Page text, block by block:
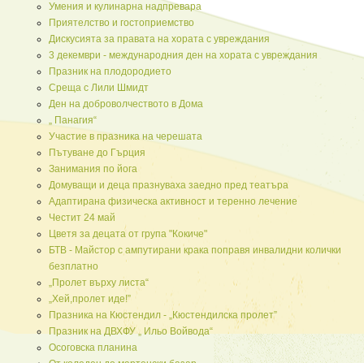
Умения и кулинарна надпревара
Приятелство и гостоприемство
Дискусията за правата на хората с увреждания
3 декември - международния ден на хората с увреждания
Празник на плодородието
Среща с Лили Шмидт
Ден на доброволчеството в Дома
„ Панагия“
Участие в празника на черешата
Пътуване до Гърция
Занимания по йога
Домуващи и деца празнуваха заедно пред театъра
Адаптирана физическа активност и теренно лечение
Честит 24 май
Цветя за децата от група "Кокиче"
БТВ - Майстор с ампутирани крака поправя инвалидни колички
безплатно
„Пролет върху листа“
„Хей,пролет иде!”
Празника на Кюстендил - „Кюстендилска пролет”
Празник на ДВХФУ „ Ильо Войвода“
Осоговска планина